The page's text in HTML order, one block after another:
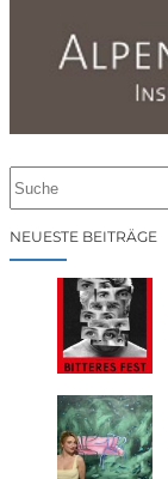
cNEUESTE BEITRÄGE